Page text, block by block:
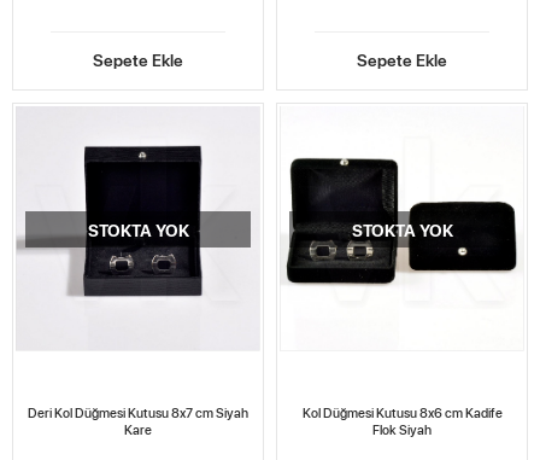
Sepete Ekle Sepete Ekle
STOKTA YOK
Deri Kol Düğmesi Kutusu 8x7 cm Siyah
Kare
STOKTA YOK
Kol Düğmesi Kutusu 8x6 cm Kadife
Flok Siyah